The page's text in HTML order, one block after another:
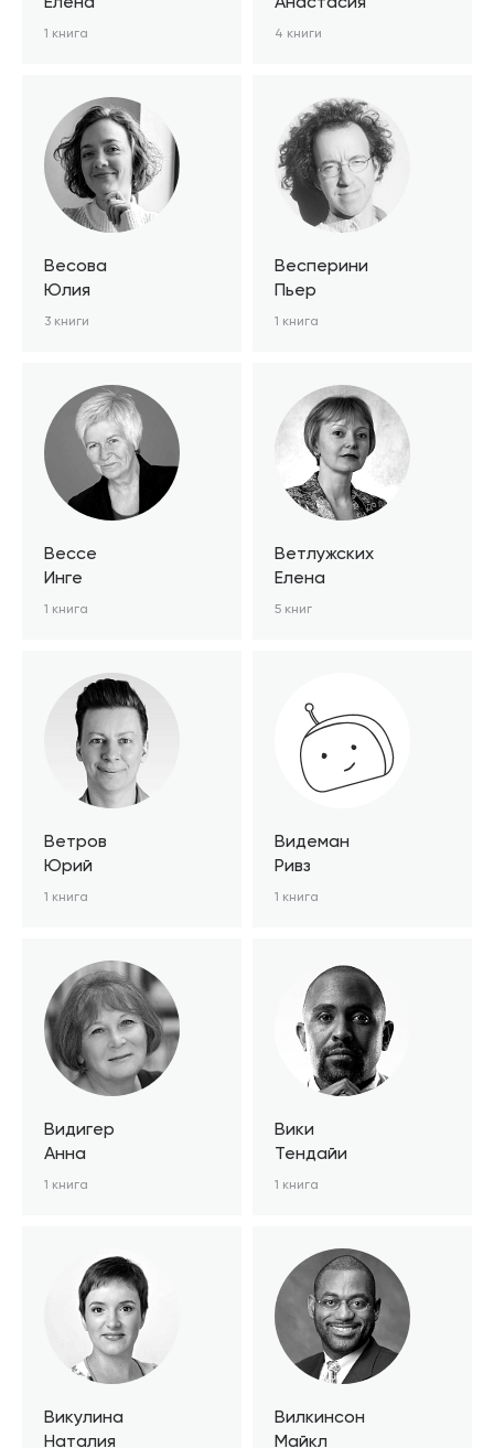
1 книга 4 книги
Весова
Юлия
3 книги
Весперини
Пьер
1 книга
Вессе
Инге
1 книга
Ветлужских
Елена
5 книг
Ветров
Юрий
1 книга
Видеман
Ривз
1 книга
Видигер
Анна
1 книга
Вики
Тендайи
1 книга
Викулина
Наталия
Вилкинсон
Майкл